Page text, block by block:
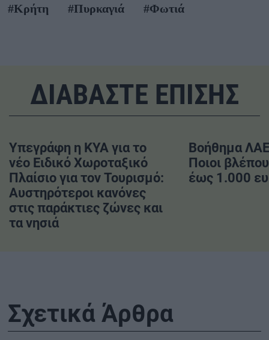
#Κρήτη #Πυρκαγιά #Φωτιά
ΔΙΑΒΑΣΤΕ ΕΠΙΣΗΣ
Υπεγράφη η ΚΥΑ για το
νέο Ειδικό Χωροταξικό
Πλαίσιο για τον Τουρισμό:
Αυστηρότεροι κανόνες
στις παράκτιες ζώνες και
τα νησιά
Βοήθημα
Ποιοι
έως 1.000
Σχετικά Άρθρα